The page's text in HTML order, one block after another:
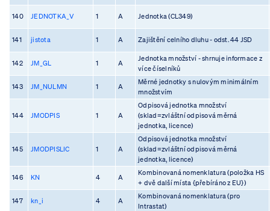
140 JEDNOTKA_V 1 A Jednotka (CL349)
141 jistota 1 A Zajištění celního dluhu - odst. 44 JSD
142 JM_GL 1 A
Jednotka množství - shrnuje informace z
více číselníků
143 JM_NULMN 1 A
Měrné jednotky s nulovým minimálním
množstvím
144 JMODPIS 1 A
Odpisová jednotka množství
(sklad=zvláštní odpisová měrná
jednotka, licence)
145 JMODPISLIC 1 A
Odpisová jednotka množství
(sklad=zvláštní odpisová měrná
jednotka, licence)
146 KN 4 A
Kombinovaná nomenklatura (položka HS
+ dvě další místa {přebíráno z EU})
147 kn_i 4 A
Kombinovaná nomenklatura (pro
Intrastat)